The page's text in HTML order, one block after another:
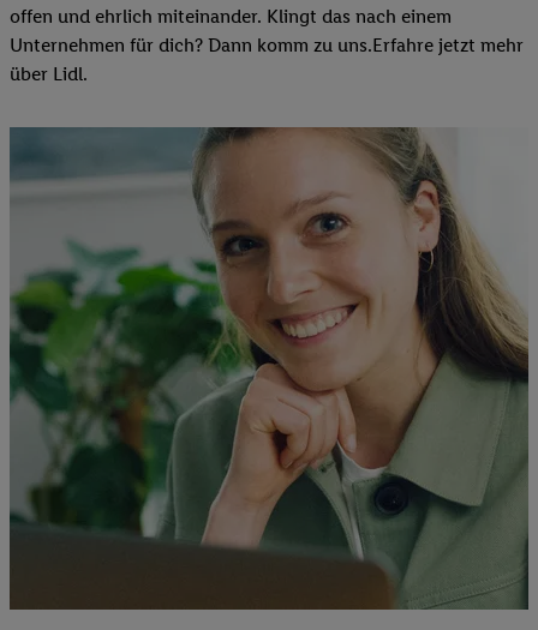
offen und ehrlich miteinander. Klingt das nach einem
Unternehmen für dich? Dann komm zu uns.​Erfahre jetzt mehr
über Lidl.